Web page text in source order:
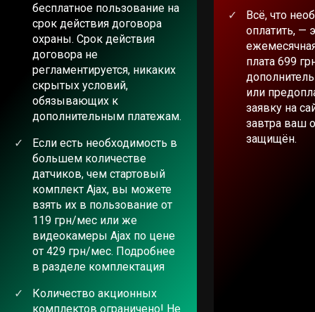
бесплатное пользование на
срок действия договора
охраны. Срок действия
договора не
регламентируется, никаких
скрытых условий,
обязывающих к
дополнительным платежам.
Если есть необходимость в
большем количестве
датчиков, чем стартовый
комплект Ajax, вы можете
взять их в пользование от
119 грн/мес или же
видеокамеры Ajax по цене
от 429 грн/мес. Подробнее
в разделе комплектация
Количество акционных
комплектов ограничено! Не
Всё, что
оплатить, —
плата 699
или
заявку на
завтра ваш
защищён.